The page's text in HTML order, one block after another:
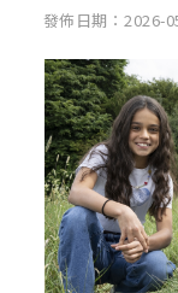
發佈日期：2026-